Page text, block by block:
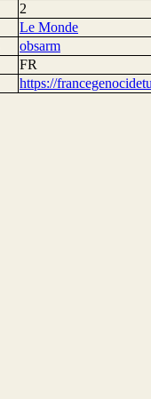
2
Le Monde
obsarm
FR
https://